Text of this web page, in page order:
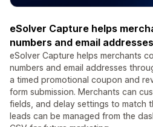
eSolver Capture helps
numbers and email
eSolver Capture helps merchants
numbers and email addresses
a timed promotional coupon and
form submission. Merchants can
fields, and delay settings to match
leads can be managed from the